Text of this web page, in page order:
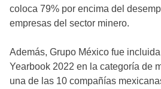
coloca 79% por encima del
empresas del sector minero.
Además, Grupo México fue
Yearbook 2022 en la categoría de
una de las 10 compañías